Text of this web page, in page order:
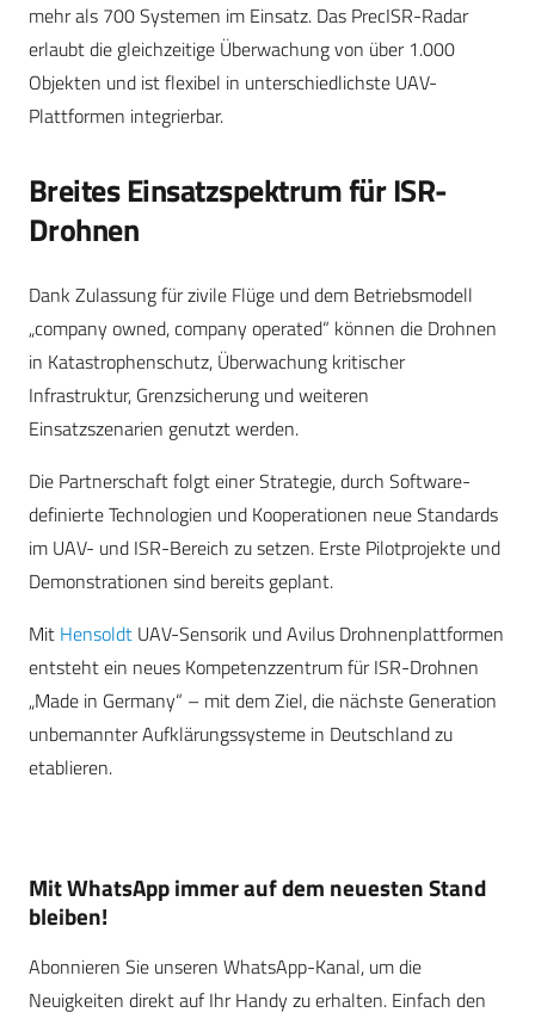
mehr als 700 Systemen im Einsatz. Das PrecISR-Radar
erlaubt die gleichzeitige Überwachung von über 1.000
Objekten und ist flexibel in unterschiedlichste UAV-
Plattformen integrierbar.
Breites Einsatzspektrum für ISR-
Drohnen
Dank Zulassung für zivile Flüge und dem Betriebsmodell
„company owned, company operated“ können die Drohnen
in Katastrophenschutz, Überwachung kritischer
Infrastruktur, Grenzsicherung und weiteren
Einsatzszenarien genutzt werden.
Die Partnerschaft folgt einer Strategie, durch Software-
definierte Technologien und Kooperationen neue Standards
im UAV- und ISR-Bereich zu setzen. Erste Pilotprojekte und
Demonstrationen sind bereits geplant.
Mit Hensoldt UAV-Sensorik und Avilus Drohnenplattformen
entsteht ein neues Kompetenzzentrum für ISR-Drohnen
„Made in Germany“ – mit dem Ziel, die nächste Generation
unbemannter Aufklärungssysteme in Deutschland zu
etablieren.
Mit WhatsApp immer auf dem neuesten Stand
bleiben!
Abonnieren Sie unseren WhatsApp-Kanal, um die
Neuigkeiten direkt auf Ihr Handy zu erhalten. Einfach den